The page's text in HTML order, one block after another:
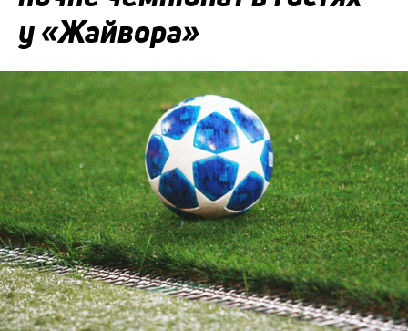
у «Жайвора»